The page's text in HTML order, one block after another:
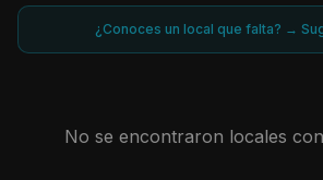
¿Conoces un local que falta? →
No se encontraron locales